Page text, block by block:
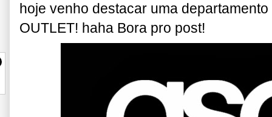
hoje venho destacar uma
OUTLET! haha Bora pro post!